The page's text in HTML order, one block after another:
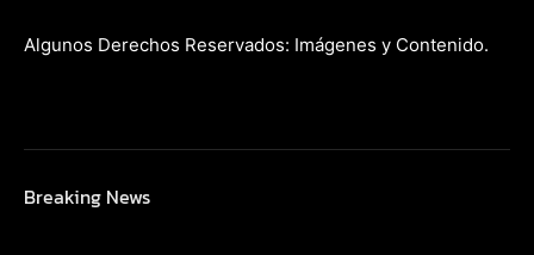
Algunos Derechos Reservados: Imágenes y Contenido.
Breaking News